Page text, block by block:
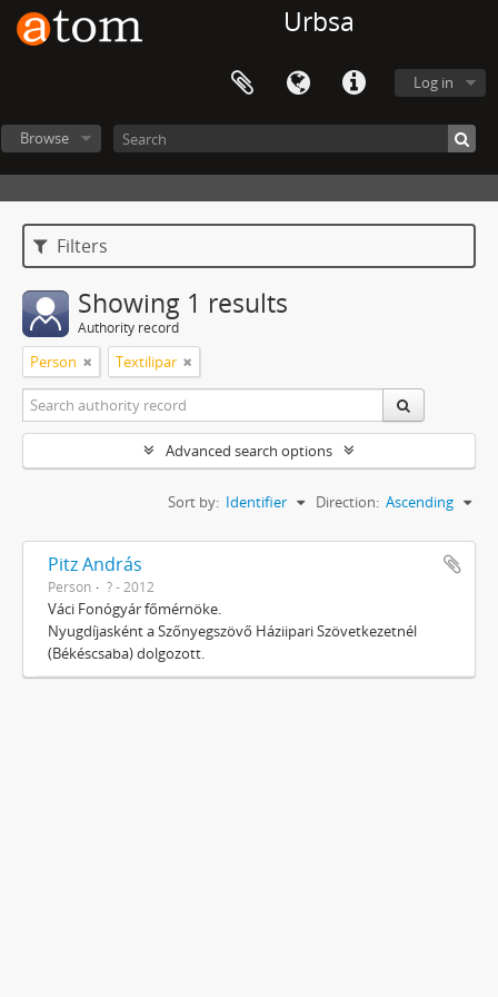
Urbsa
Log in
Browse
Filters
Showing 1 results
Authority record
Person Textilipar
Advanced search options
Sort by: Identifier Direction: Ascending
Pitz András
Person ? - 2012
Váci Fonógyár főmérnöke.
Nyugdíjasként a Szőnyegszövő Háziipari Szövetkezetnél
(Békéscsaba) dolgozott.